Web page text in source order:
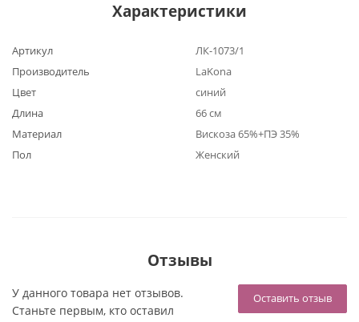
Характеристики
Артикул
ЛК-1073/1
Производитель
LaKona
Цвет
синий
Длина
66 см
Материал
Вискоза 65%+ПЭ 35%
Пол
Женский
Отзывы
Оставить отзыв
У данного товара нет отзывов.
Станьте первым, кто оставил